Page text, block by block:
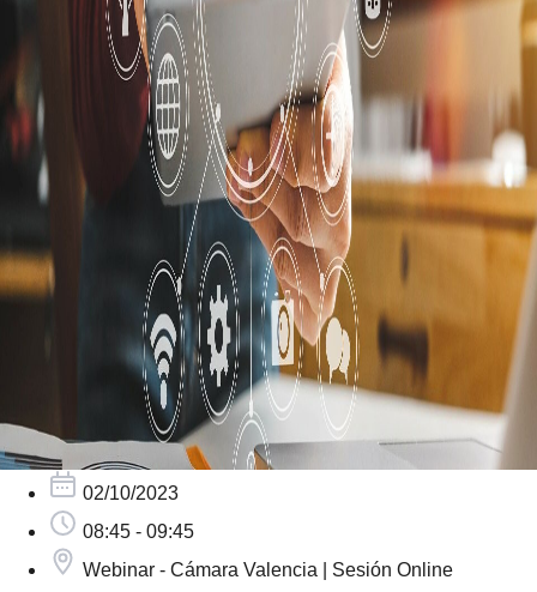
02/10/2023
08:45 - 09:45
Webinar - Cámara Valencia | Sesión Online